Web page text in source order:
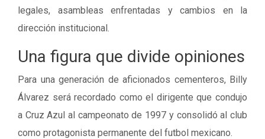
legales, asambleas enfrentadas y cambios en la
dirección institucional.
Una figura que divide opiniones
Para una generación de aficionados cementeros, Billy
Álvarez será recordado como el dirigente que condujo
a Cruz Azul al campeonato de 1997 y consolidó al club
como protagonista permanente del futbol mexicano.